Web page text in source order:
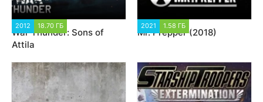
2012 18.70 ГБ
War Thunder: Sons of
Attila
2021 1.58 ГБ
Mr. Prepper (2018)